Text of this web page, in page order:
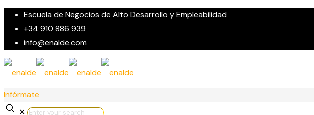
Escuela de Negocios de Alto Desarrollo y Empleabilidad
+34 910 886 939
info@enalde.com
Infórmate
✕